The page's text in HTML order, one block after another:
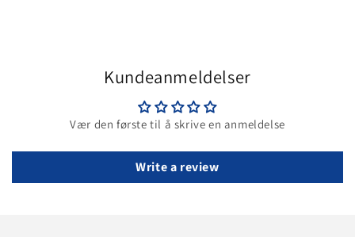
Kundeanmeldelser
Vær den første til å skrive en anmeldelse
Write a review